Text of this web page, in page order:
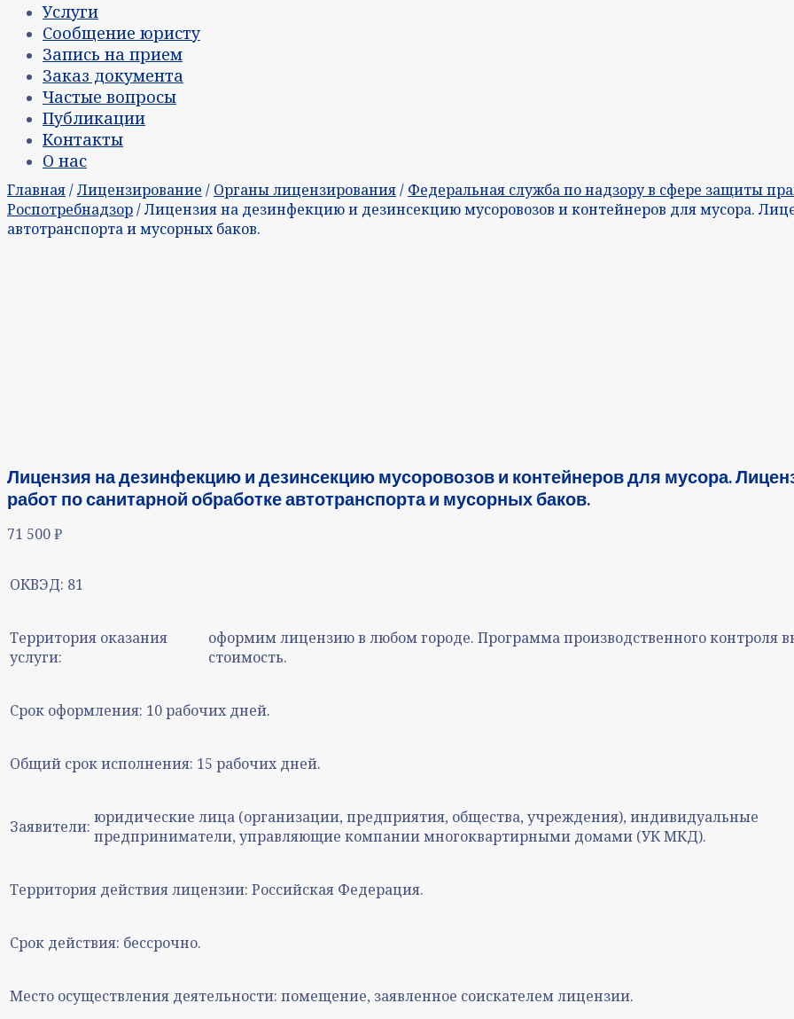
Услуги
Сообщение юристу
Запись на прием
Заказ документа
Частые вопросы
Публикации
Контакты
О нас
Главная/Лицензирование / Органы лицензирования/ Федеральная служба по надзору в сфере защиты
Роспотребнадзор/ Лицензия на дезинфекцию и дезинсекцию мусоровозов и контейнеров для мусора.
автотранспорта и мусорных баков.
Лицензия на дезинфекцию и дезинсекцию мусоровозов и контейнеров для мусора.
работ по санитарной обработке автотранспорта и мусорных баков.
71 500₽
ОКВЭД: 81
Территория оказания
услуги:
оформим лицензию в любом городе. Программа производственного контроля
стоимость.
Срок оформления: 10 рабочих дней.
Общий срок исполнения: 15 рабочих дней.
Заявители: юридические лица (организации, предприятия, общества, учреждения), индивидуальные
предприниматели, управляющие компании многоквартирными домами (УК МКД).
Территория действия лицензии: Российская Федерация.
Срок действия: бессрочно.
Место осуществления деятельности: помещение, заявленное соискателем лицензии.